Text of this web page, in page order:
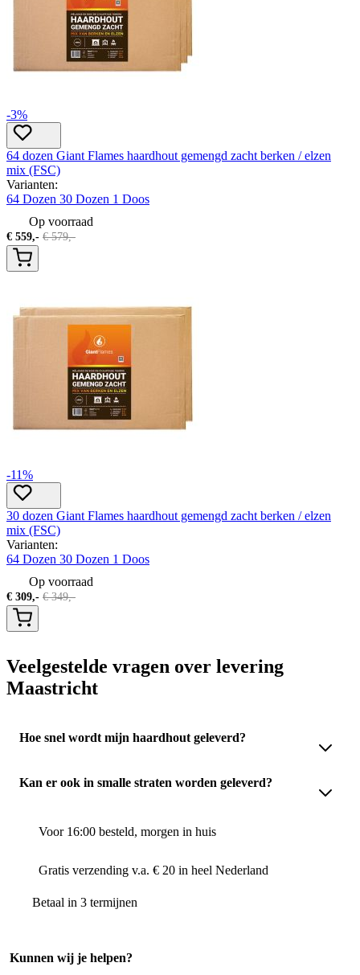
-3%
64 dozen Giant Flames haardhout gemengd zacht berken / elzen
mix (FSC)
Varianten:
64 Dozen 30 Dozen 1 Doos
Op voorraad
€ 559,- €579,-
-11%
30 dozen Giant Flames haardhout gemengd zacht berken / elzen
mix (FSC)
Varianten:
64 Dozen 30 Dozen 1 Doos
Op voorraad
€ 309,- €349,-
Veelgestelde vragen over levering
Maastricht
Hoe snel wordt mijn haardhout geleverd?
Kan er ook in smalle straten worden geleverd?
Voor 16:00 besteld, morgen in huis
Gratis verzending v.a. € 20 in heel Nederland
Betaal in 3 termijnen
Kunnen wij je helpen?